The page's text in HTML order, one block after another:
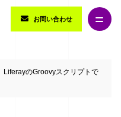
お問い合わせ
LiferayのGroovyスクリプトで